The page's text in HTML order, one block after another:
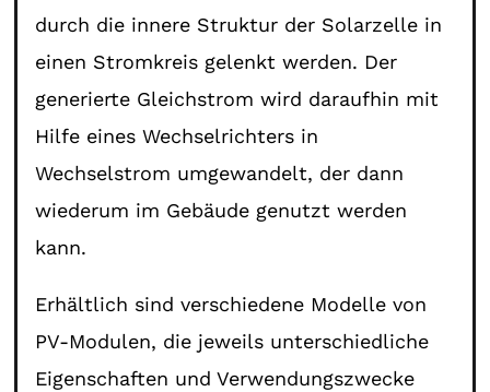
durch die innere Struktur der Solarzelle in
einen Stromkreis gelenkt werden. Der
generierte Gleichstrom wird daraufhin mit
Hilfe eines Wechselrichters in
Wechselstrom umgewandelt, der dann
wiederum im Gebäude genutzt werden
kann.
Erhältlich sind verschiedene Modelle von
PV-Modulen, die jeweils unterschiedliche
Eigenschaften und Verwendungszwecke